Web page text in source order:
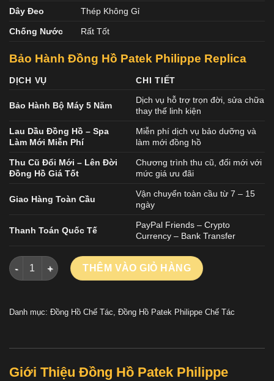
Dây Đeo Thép Không Gỉ
Chống Nước Rất Tốt
Bảo Hành Đồng Hồ Patek Philippe Replica
DỊCH VỤ CHI TIẾT
Bảo Hành Bộ Máy 5 Năm
Dịch vụ hỗ trợ trọn đời, sửa chữa
thay thế linh kiện
Lau Dầu Đồng Hồ – Spa
Làm Mới Miễn Phí
Miễn phí dịch vụ bảo dưỡng và
làm mới đồng hồ
Thu Cũ Đổi Mới – Lên Đời
Đồng Hồ Giá Tốt
Chương trình thu cũ, đổi mới với
mức giá ưu đãi
Giao Hàng Toàn Cầu
Vận chuyển toàn cầu từ 7 – 15
ngày
Thanh Toán Quốc Tế
PayPal Friends – Crypto
Currency – Bank Transfer
Đồng Hồ Patek Philippe Nautilus 5712 Chế Tác Cao Cấp Mặt
THÊM VÀO GIỎ HÀNG
Danh mục: Đồng Hồ Chế Tác, Đồng Hồ Patek Philippe Chế Tác
Giới Thiệu Đồng Hồ Patek Philippe